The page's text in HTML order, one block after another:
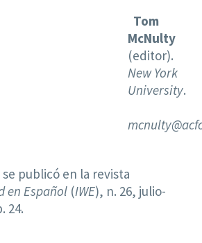
Tom
McNulty
(editor).
New York
University.
publicó en la revista
en Español (IWE), n. 26, julio-
24.